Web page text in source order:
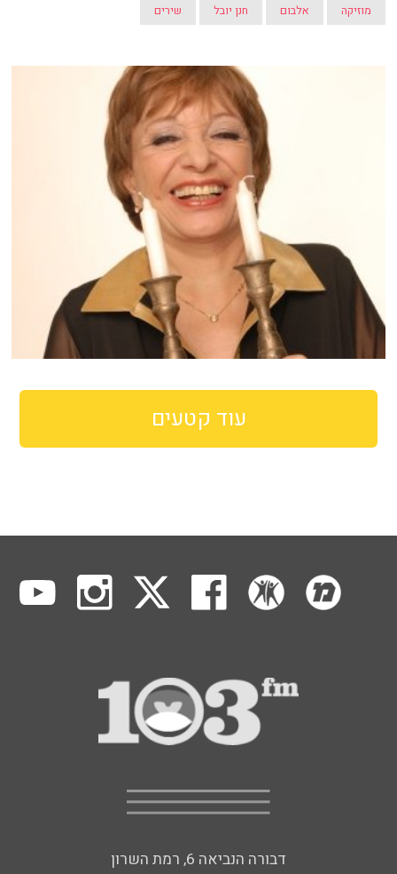
מוזיקה אלבום חנן יובל שירים
עוד קטעים
דבורה הנביאה 6, רמת השרון